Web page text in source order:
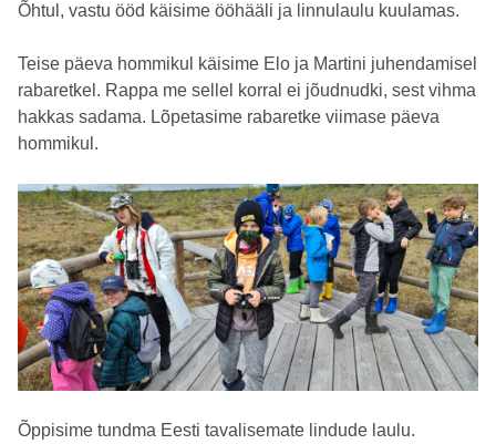
Õhtul, vastu ööd käisime ööhääli ja linnulaulu kuulamas.
Teise päeva hommikul käisime Elo ja Martini juhendamisel
rabaretkel. Rappa me sellel korral ei jõudnudki, sest vihma
hakkas sadama. Lõpetasime rabaretke viimase päeva
hommikul.
Õppisime tundma Eesti tavalisemate lindude laulu.